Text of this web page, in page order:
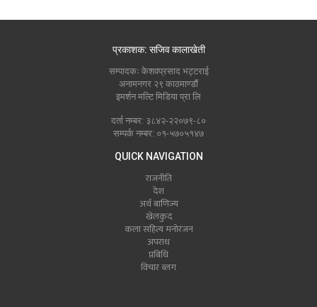
प्रकाशक: सजिव कालाखेती
सम्पादकः केशवप्रसाद भट्टराई
अनामनगर २९ काठमाण्डौं
इमर्शन मल्टि मिडिया प्रा लि
दर्ता नम्बर: ३८४२-२२०७९-८०
सम्पर्क नम्बर: ०१-५७०५१४७
QUICK NAVIGATION
राजनीति
देश
अर्थ बाणिज्य
खेलकुद
कला सहित्य मनोरंजन
अपराध
प्रबिधि
विचार ब्लग